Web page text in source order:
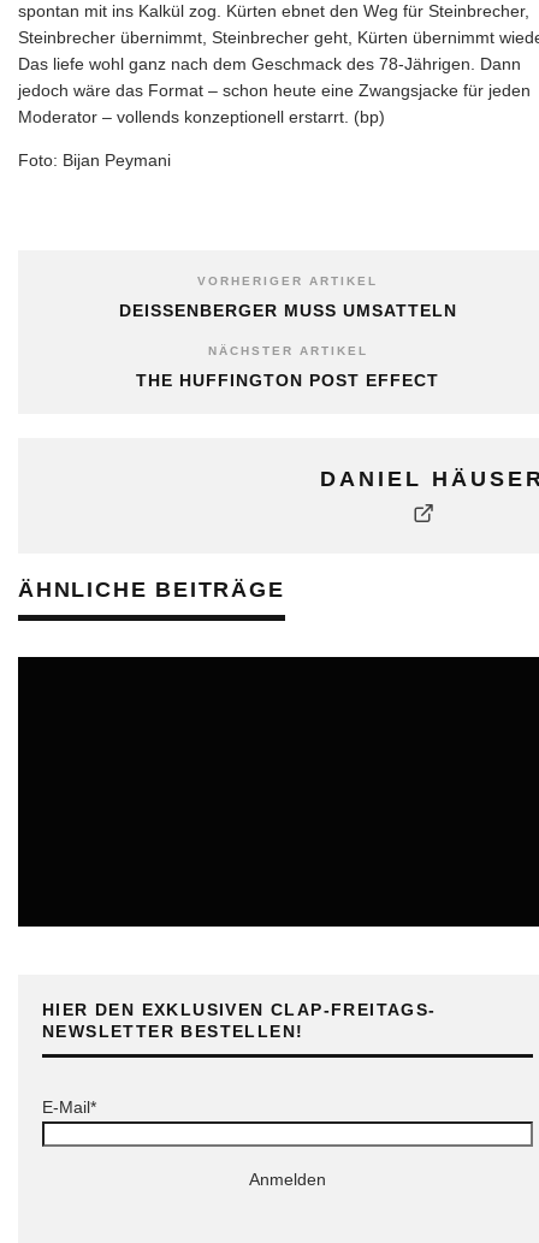
spontan mit ins Kalkül zog. Kürten ebnet den Weg für Steinbrecher,
Steinbrecher übernimmt, Steinbrecher geht, Kürten übernimmt
Das liefe wohl ganz nach dem Geschmack des 78-Jährigen. Dann
jedoch wäre das Format – schon heute eine Zwangsjacke für jeden
Moderator – vollends konzeptionell erstarrt. (bp)
Foto: Bijan Peymani
VORHERIGER ARTIKEL
DEISSENBERGER MUSS UMSATTELN
NÄCHSTER ARTIKEL
THE HUFFINGTON POST EFFECT
DANIEL
ÄHNLICHE BEITRÄGE
HIER DEN EXKLUSIVEN CLAP-FREITAGS-
NEWSLETTER BESTELLEN!
E-Mail*
Anmelden